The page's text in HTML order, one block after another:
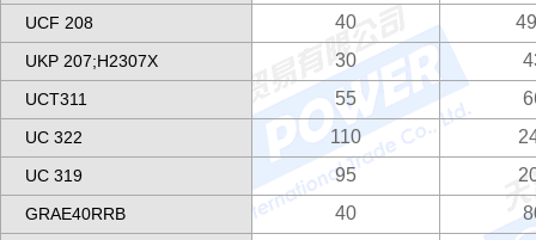
UCF 208 40
UKP 207;H2307X 30
UCT311 55
UC 322 110
UC 319 95
GRAE40RRB 40